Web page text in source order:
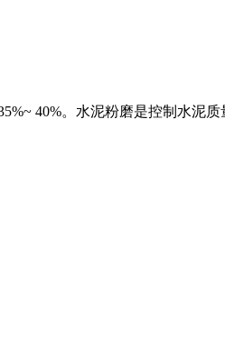
40%。水泥粉磨是控制水泥